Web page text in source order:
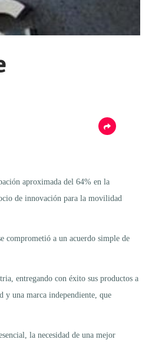
aproximada del 64% en la
de innovación para la movilidad
comprometió a un acuerdo simple de
entregando con éxito sus productos a
y una marca independiente, que
la necesidad de una mejor